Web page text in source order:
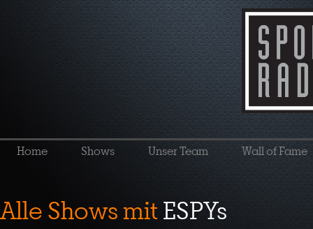
Home Shows Unser Team Wall of Fame
Alle Shows mitESPYs